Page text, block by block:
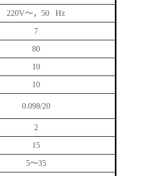
220V～， 50 Hz
7
80
10
10
0.098/20
2
15
5～35